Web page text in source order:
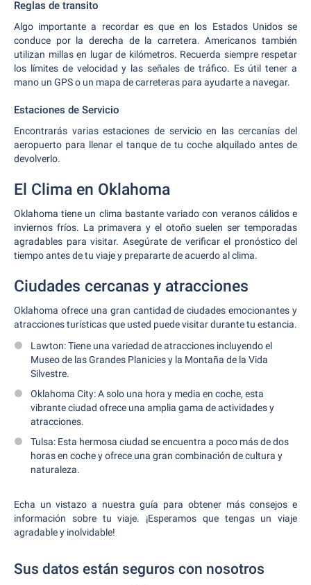
Reglas de transito
Algo importante a recordar es que en los Estados Unidos se
conduce por la derecha de la carretera. Americanos también
utilizan millas en lugar de kilómetros. Recuerda siempre respetar
los límites de velocidad y las señales de tráfico. Es útil tener a
mano un GPS o un mapa de carreteras para ayudarte a navegar.
Estaciones de Servicio
Encontrarás varias estaciones de servicio en las cercanías del
aeropuerto para llenar el tanque de tu coche alquilado antes de
devolverlo.
El Clima en Oklahoma
Oklahoma tiene un clima bastante variado con veranos cálidos e
inviernos fríos. La primavera y el otoño suelen ser temporadas
agradables para visitar. Asegúrate de verificar el pronóstico del
tiempo antes de tu viaje y prepararte de acuerdo al clima.
Ciudades cercanas y atracciones
Oklahoma ofrece una gran cantidad de ciudades emocionantes y
atracciones turísticas que usted puede visitar durante tu estancia.
Lawton: Tiene una variedad de atracciones incluyendo el
Museo de las Grandes Planicies y la Montaña de la Vida
Silvestre.
Oklahoma City: A solo una hora y media en coche, esta
vibrante ciudad ofrece una amplia gama de actividades y
atracciones.
Tulsa: Esta hermosa ciudad se encuentra a poco más de dos
horas en coche y ofrece una gran combinación de cultura y
naturaleza.
Echa un vistazo a nuestra guía para obtener más consejos e
información sobre tu viaje. ¡Esperamos que tengas un viaje
agradable y inolvidable!
Sus datos están seguros con nosotros